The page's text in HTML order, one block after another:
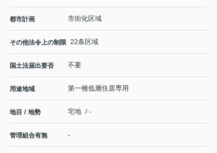
都市計画 市街化区域
その他法令上の制限 22条区域
国土法届出要否 不要
用途地域 第一種低層住居専用
地目 / 地勢 宅地 / -
管理組合有無 -